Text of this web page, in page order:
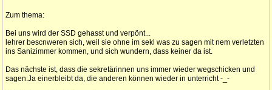
Zum thema:
Bei uns wird der SSD gehasst und verpönt...
lehrer bescnweren sich, weil sie ohne im sekl was zu sagen mit nem verletzten
ins Sanizimmer kommen, und sich wundern, dass keiner da ist.
Das nächste ist, dass die sekretärinnen uns immer wieder wegschicken und
sagen:Ja einerbleibt da, die anderen können wieder in unterricht -_-